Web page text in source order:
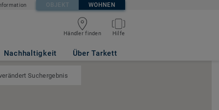
OBJEKT WOHNEN
Händler finden Hilfe
Nachhaltigkeit Über Tarkett
Suchergebnis